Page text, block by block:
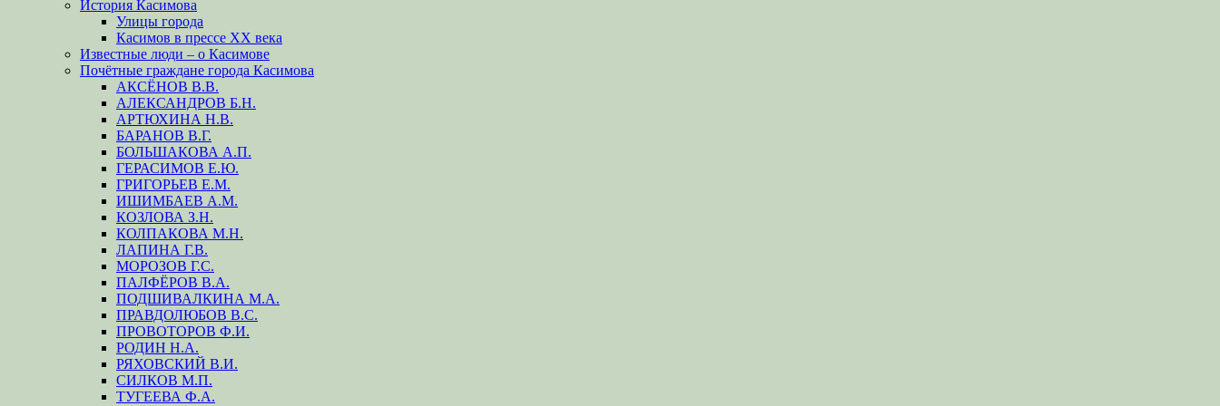
История Касимова
Улицы города
Касимов в прессе XX века
Известные люди – о Касимове
Почётные граждане города Касимова
АКСЁНОВ В.В.
АЛЕКСАНДРОВ Б.Н.
АРТЮХИНА Н.В.
БАРАНОВ В.Г.
БОЛЬШАКОВА А.П.
ГЕРАСИМОВ Е.Ю.
ГРИГОРЬЕВ Е.М.
ИШИМБАЕВ А.М.
КОЗЛОВА З.Н.
КОЛПАКОВА М.Н.
ЛАПИНА Г.В.
МОРОЗОВ Г.С.
ПАЛФЁРОВ В.А.
ПОДШИВАЛКИНА М.А.
ПРАВДОЛЮБОВ В.С.
ПРОВОТОРОВ Ф.И.
РОДИН Н.А.
РЯХОВСКИЙ В.И.
СИЛКОВ М.П.
ТУГЕЕВА Ф.А.